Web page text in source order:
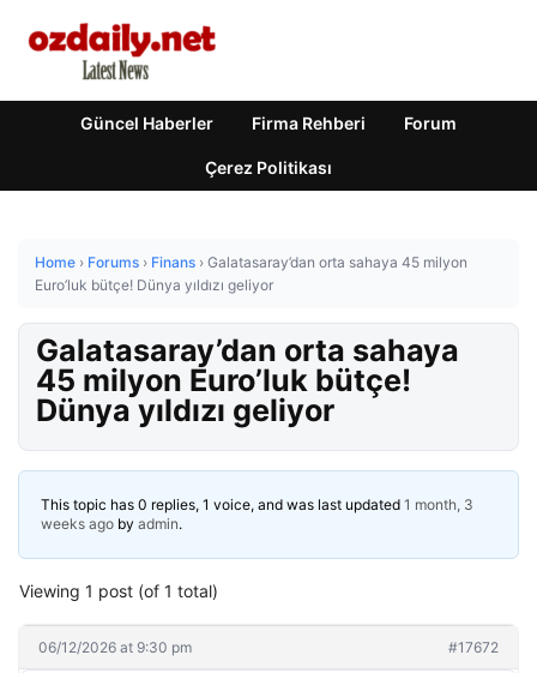
Güncel Haberler Firma Rehberi Forum
Çerez Politikası
Home › Forums › Finans › Galatasaray’dan orta sahaya 45 milyon
Euro’luk bütçe! Dünya yıldızı geliyor
Galatasaray’dan orta sahaya
45 milyon Euro’luk bütçe!
Dünya yıldızı geliyor
This topic has 0 replies, 1 voice, and was last updated 1 month, 3
weeks ago by admin.
Viewing 1 post (of 1 total)
06/12/2026 at 9:30 pm #17672